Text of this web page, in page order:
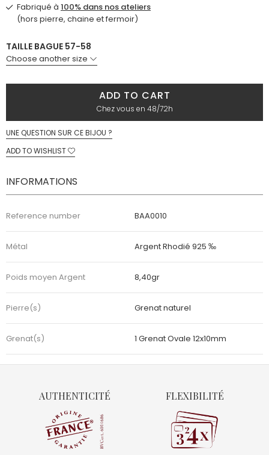
Fabriqué à 100% dans nos ateliers
(hors pierre, chaine et fermoir)
TAILLE BAGUE 57-58
Choose another size
ADD TO CART
Chez vous en 48/72h
UNE QUESTION SUR CE BIJOU ?
ADD TO WISHLIST
INFORMATIONS
Reference number BAA0010
Métal Argent Rhodié 925 ‰
Poids moyen Argent 8,40gr
Pierre(s) Grenat naturel
Grenat(s) 1 Grenat Ovale 12x10mm
AUTHENTICITÉ FLEXIBILITÉ